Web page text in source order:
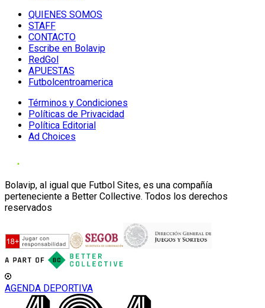
QUIENES SOMOS
STAFF
CONTACTO
Escribe en Bolavip
RedGol
APUESTAS
Futbolcentroamerica
Términos y Condiciones
Políticas de Privacidad
Política Editorial
Ad Choices
Bolavip, al igual que Futbol Sites, es una compañía
perteneciente a Better Collective. Todos los derechos
reservados
AGENDA DEPORTIVA